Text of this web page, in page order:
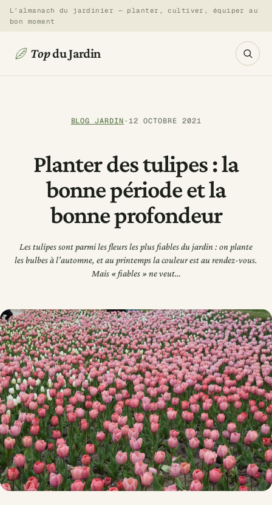
AllerL’almanach du jardinier — planter, cultiver, équiper au
bon moment
Topdu Jardin
BLOG JARDIN·12 OCTOBRE 2021
Planter des tulipes : la
bonne période et la
bonne profondeur
Les tulipes sont parmi les fleurs les plus fiables du jardin : on plante
les bulbes à l’automne, et au printemps la couleur est au rendez-vous.
Mais « fiables » ne veut…